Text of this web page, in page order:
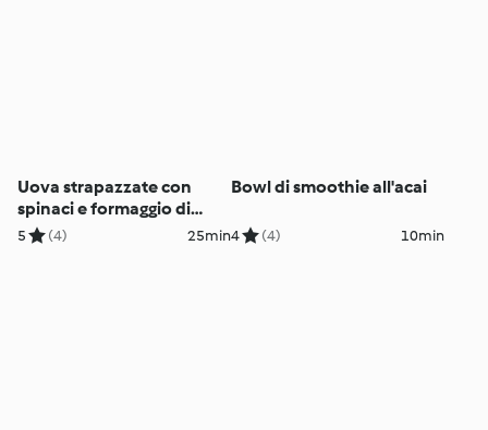
Uova strapazzate con
spinaci e formaggio di
capra
5 (4) 25min
Bowl di smoothie all'acai
4 (4) 10min